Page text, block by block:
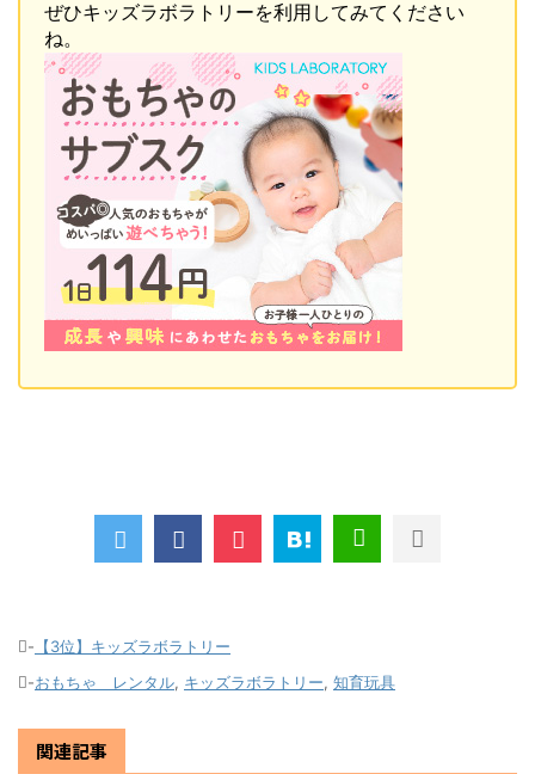
ぜひキッズラボラトリーを利用してみてください
ね。
- 【3位】キッズラボラトリー
-おもちゃ レンタル, キッズラボラトリー, 知育玩具
関連記事